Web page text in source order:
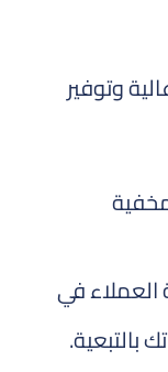
وتوفير
العملاء في
بالتبعية.